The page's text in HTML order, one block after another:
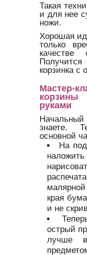
Такая
и для нее
ножи.
Хорошая
только
качестве
корзинка
Мастер-
руками
Начальный
знаете.
основной
На
края
и не
острый
лучше